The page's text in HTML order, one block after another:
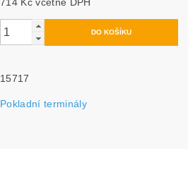
15717
Pokladní terminály